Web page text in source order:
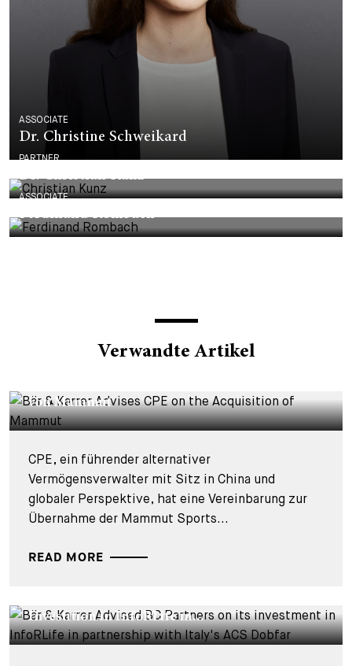
ASSOCIATE
Dr. Christine Schweikard
PARTNER
Dr. Christian Kunz
ASSOCIATE
Ferdinand Rombach
Verwandte Artikel
von Mammut
CPE, ein führender alternativer
Vermögensverwalter mit Sitz in China und
globaler Perspektive, hat eine Vereinbarung zur
Übernahme der Mammut Sports...
READ MORE
Investition in InfoRLife in...